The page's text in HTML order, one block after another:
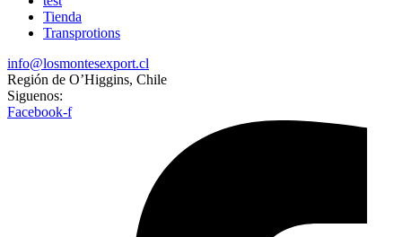
Tienda
Transprotions
info@losmontesexport.cl
Región de O’Higgins, Chile
Siguenos:
Facebook-f